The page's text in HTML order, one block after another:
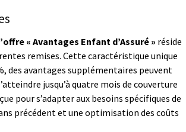
« Avantages Enfant d’Assuré » réside
remises. Cette caractéristique unique
des avantages supplémentaires peuvent
jusqu’à quatre mois de couverture
pour s’adapter aux besoins spécifiques de
précédent et une optimisation des coûts